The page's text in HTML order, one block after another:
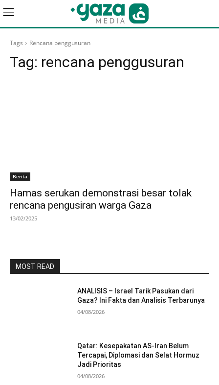
Tags Rencana penggusuran
Tag: rencana penggusuran
Berita
Hamas serukan demonstrasi besar tolak
rencana pengusiran warga Gaza
13/02/2025
MOST READ
ANALISIS – Israel Tarik Pasukan dari
Gaza? Ini Fakta dan Analisis Terbarunya
04/08/2026
Qatar: Kesepakatan AS-Iran Belum
Tercapai, Diplomasi dan Selat Hormuz
Jadi Prioritas
04/08/2026